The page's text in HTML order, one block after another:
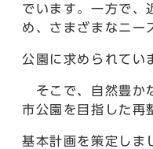
でいます。一方で、
め、さまざまなニー
公園に求められてい
そこで、自然豊か
市公園を目指した再
基本計画を策定しま